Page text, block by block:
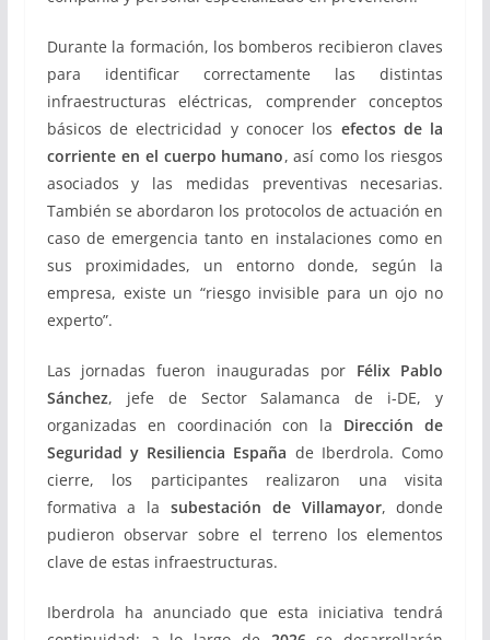
Durante la formación, los bomberos recibieron claves
para identificar correctamente las distintas
infraestructuras eléctricas, comprender conceptos
básicos de electricidad y conocer los efectos de la
corriente en el cuerpo humano, así como los riesgos
asociados y las medidas preventivas necesarias.
También se abordaron los protocolos de actuación en
caso de emergencia tanto en instalaciones como en
sus proximidades, un entorno donde, según la
empresa, existe un “riesgo invisible para un ojo no
experto”.
Las jornadas fueron inauguradas por Félix Pablo
Sánchez, jefe de Sector Salamanca de i-DE, y
organizadas en coordinación con la Dirección de
Seguridad y Resiliencia España de Iberdrola. Como
cierre, los participantes realizaron una visita
formativa a la subestación de Villamayor, donde
pudieron observar sobre el terreno los elementos
clave de estas infraestructuras.
Iberdrola ha anunciado que esta iniciativa tendrá